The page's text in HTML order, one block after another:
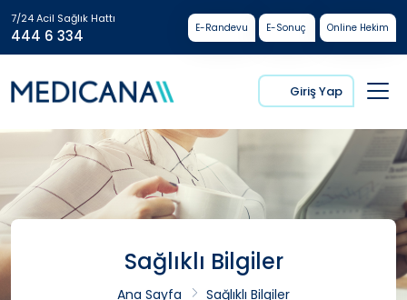
7/24 Acil Sağlık Hattı
444 6 334 E-Randevu E-Sonuç Online Hekim
Giriş Yap
Sağlıklı Bilgiler
Ana Sayfa
Sağlıklı Bilgiler